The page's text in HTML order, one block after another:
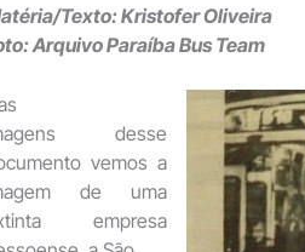
Texto: Kristofer Oliveira
Arquivo Paraíba Bus Team
desse
vemos a
de uma
empresa